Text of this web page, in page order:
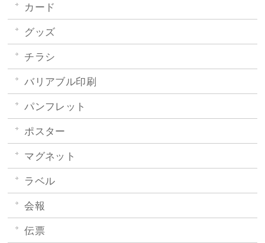
カード
グッズ
チラシ
バリアブル印刷
パンフレット
ポスター
マグネット
ラベル
会報
伝票